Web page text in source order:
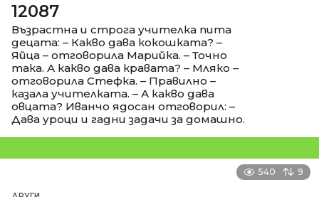
12087
Възрастна и строга учителка пита
децата: – Какво дава кокошката? –
Яйца – отговорила Марийка. – Точно
така. А какво дава кравата? – Мляко –
отговорила Стефка. – Правилно –
казала учителката. – А какво дава
овцата? Иванчо ядосан отговорил: –
Дава уроци и гадни задачи за домашно.
540 9